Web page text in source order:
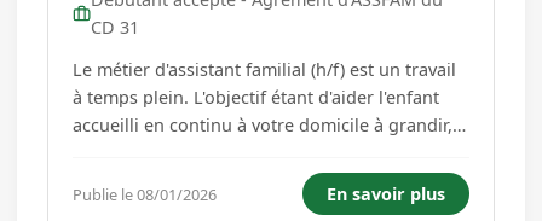
CD 31
Le métier d'assistant familial (h/f) est un travail
à temps plein. L'objectif étant d'aider l'enfant
accueilli en continu à votre domicile à grandir, à
tendre à son autonomie. L'Assistant Familial
(h/f) assure les actes de la vie quotidienne de
Publie le 08/01/2026 En savoir plus